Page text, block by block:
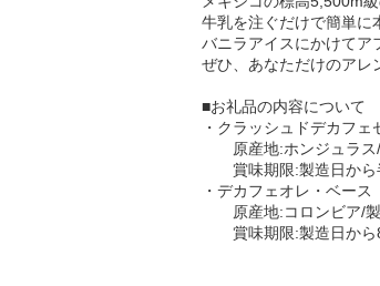
牛乳を注ぐだけで簡単に
バニラアイスにかけてア
ぜひ、あなただけのアレ
■お礼品の内容について
・クラッシュドデカフ
原産地:ホンジュラス/
賞味期限:製造日から
・デカフェオレ・ベー
原産地:コロンビア/製
賞味期限:製造日から